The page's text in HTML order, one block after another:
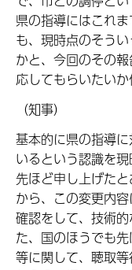
県の指導にはこれ
も、現時点のそう
かと、今回のその
応してもらいたいか
（知事）
基本的に県の指導
いるという認識を
先ほど申し上げた
から、この変更内
確認をして、技術
た、国のほうでも
等に関して、聴取